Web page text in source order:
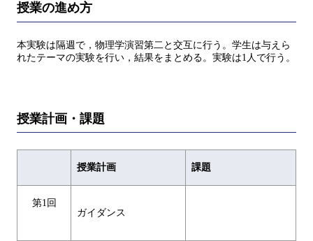
授業の進め方
本実験は隔週で，物理学演習第二と交互に行う。学生は与えら
れたテーマの実験を行い，結果をまとめる。実験は1人で行う。
授業計画・課題
授業計画 課題
第1回
ガイダンス